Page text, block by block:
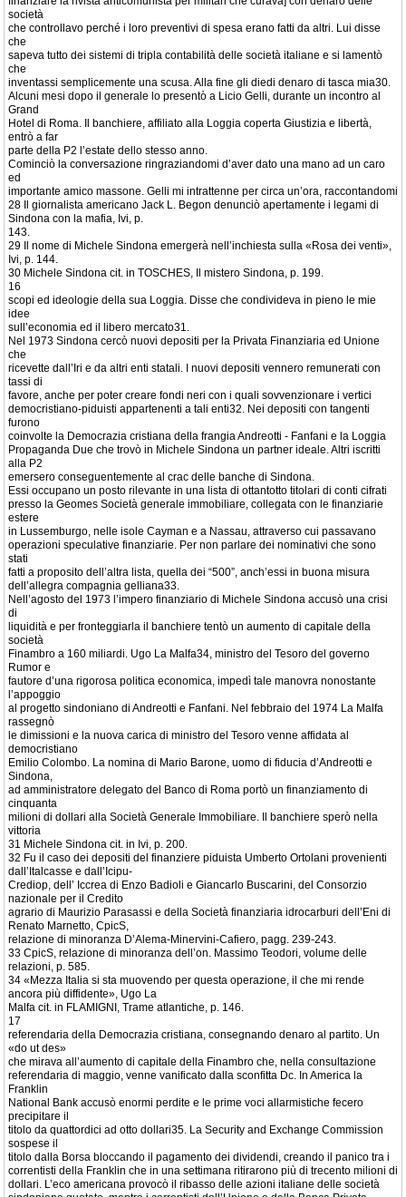
società
che controllavo perché i loro preventivi di spesa erano fatti da altri. Lui disse
che
sapeva tutto dei sistemi di tripla contabilità delle società italiane e si lamentò
che
inventassi semplicemente una scusa. Alla fine gli diedi denaro di tasca mia30.
Alcuni mesi dopo il generale lo presentò a Licio Gelli, durante un incontro al
Grand
Hotel di Roma. Il banchiere, affiliato alla Loggia coperta Giustizia e libertà,
entrò a far
parte della P2 l’estate dello stesso anno.
Cominciò la conversazione ringraziandomi d’aver dato una mano ad un caro
ed
importante amico massone. Gelli mi intrattenne per circa un’ora, raccontandomi
28 Il giornalista americano Jack L. Begon denunciò apertamente i legami di
Sindona con la mafia, Ivi, p.
143.
29 Il nome di Michele Sindona emergerà nell’inchiesta sulla «Rosa dei venti»,
Ivi, p. 144.
30 Michele Sindona cit. in TOSCHES, Il mistero Sindona, p. 199.
16
scopi ed ideologie della sua Loggia. Disse che condivideva in pieno le mie
idee
sull’economia ed il libero mercato31.
Nel 1973 Sindona cercò nuovi depositi per la Privata Finanziaria ed Unione
che
ricevette dall’Iri e da altri enti statali. I nuovi depositi vennero remunerati con
tassi di
favore, anche per poter creare fondi neri con i quali sovvenzionare i vertici
democristiano-piduisti appartenenti a tali enti32. Nei depositi con tangenti
furono
coinvolte la Democrazia cristiana della frangia Andreotti - Fanfani e la Loggia
Propaganda Due che trovò in Michele Sindona un partner ideale. Altri iscritti
alla P2
emersero conseguentemente al crac delle banche di Sindona.
Essi occupano un posto rilevante in una lista di ottantotto titolari di conti cifrati
presso la Geomes Società generale immobiliare, collegata con le finanziarie
estere
in Lussemburgo, nelle isole Cayman e a Nassau, attraverso cui passavano
operazioni speculative finanziarie. Per non parlare dei nominativi che sono
stati
fatti a proposito dell’altra lista, quella dei “500”, anch’essi in buona misura
dell’allegra compagnia gelliana33.
Nell’agosto del 1973 l’impero finanziario di Michele Sindona accusò una crisi
di
liquidità e per fronteggiarla il banchiere tentò un aumento di capitale della
società
Finambro a 160 miliardi. Ugo La Malfa34, ministro del Tesoro del governo
Rumor e
fautore d’una rigorosa politica economica, impedì tale manovra nonostante
l’appoggio
al progetto sindoniano di Andreotti e Fanfani. Nel febbraio del 1974 La Malfa
rassegnò
le dimissioni e la nuova carica di ministro del Tesoro venne affidata al
democristiano
Emilio Colombo. La nomina di Mario Barone, uomo di fiducia d’Andreotti e
Sindona,
ad amministratore delegato del Banco di Roma portò un finanziamento di
cinquanta
milioni di dollari alla Società Generale Immobiliare. Il banchiere sperò nella
vittoria
31 Michele Sindona cit. in Ivi, p. 200.
32 Fu il caso dei depositi del finanziere piduista Umberto Ortolani provenienti
dall’Italcasse e dall’Icipu-
Crediop, dell’ Iccrea di Enzo Badioli e Giancarlo Buscarini, del Consorzio
nazionale per il Credito
agrario di Maurizio Parasassi e della Società finanziaria idrocarburi dell’Eni di
Renato Marnetto, CpicS,
relazione di minoranza D’Alema-Minervini-Cafiero, pagg. 239-243.
33 CpicS, relazione di minoranza dell’on. Massimo Teodori, volume delle
relazioni, p. 585.
34 «Mezza Italia si sta muovendo per questa operazione, il che mi rende
ancora più diffidente», Ugo La
Malfa cit. in FLAMIGNI, Trame atlantiche, p. 146.
17
referendaria della Democrazia cristiana, consegnando denaro al partito. Un
«do ut des»
che mirava all’aumento di capitale della Finambro che, nella consultazione
referendaria di maggio, venne vanificato dalla sconfitta Dc. In America la
Franklin
National Bank accusò enormi perdite e le prime voci allarmistiche fecero
precipitare il
titolo da quattordici ad otto dollari35. La Security and Exchange Commission
sospese il
titolo dalla Borsa bloccando il pagamento dei dividendi, creando il panico tra i
correntisti della Franklin che in una settimana ritirarono più di trecento milioni di
dollari. L’eco americana provocò il ribasso delle azioni italiane delle società